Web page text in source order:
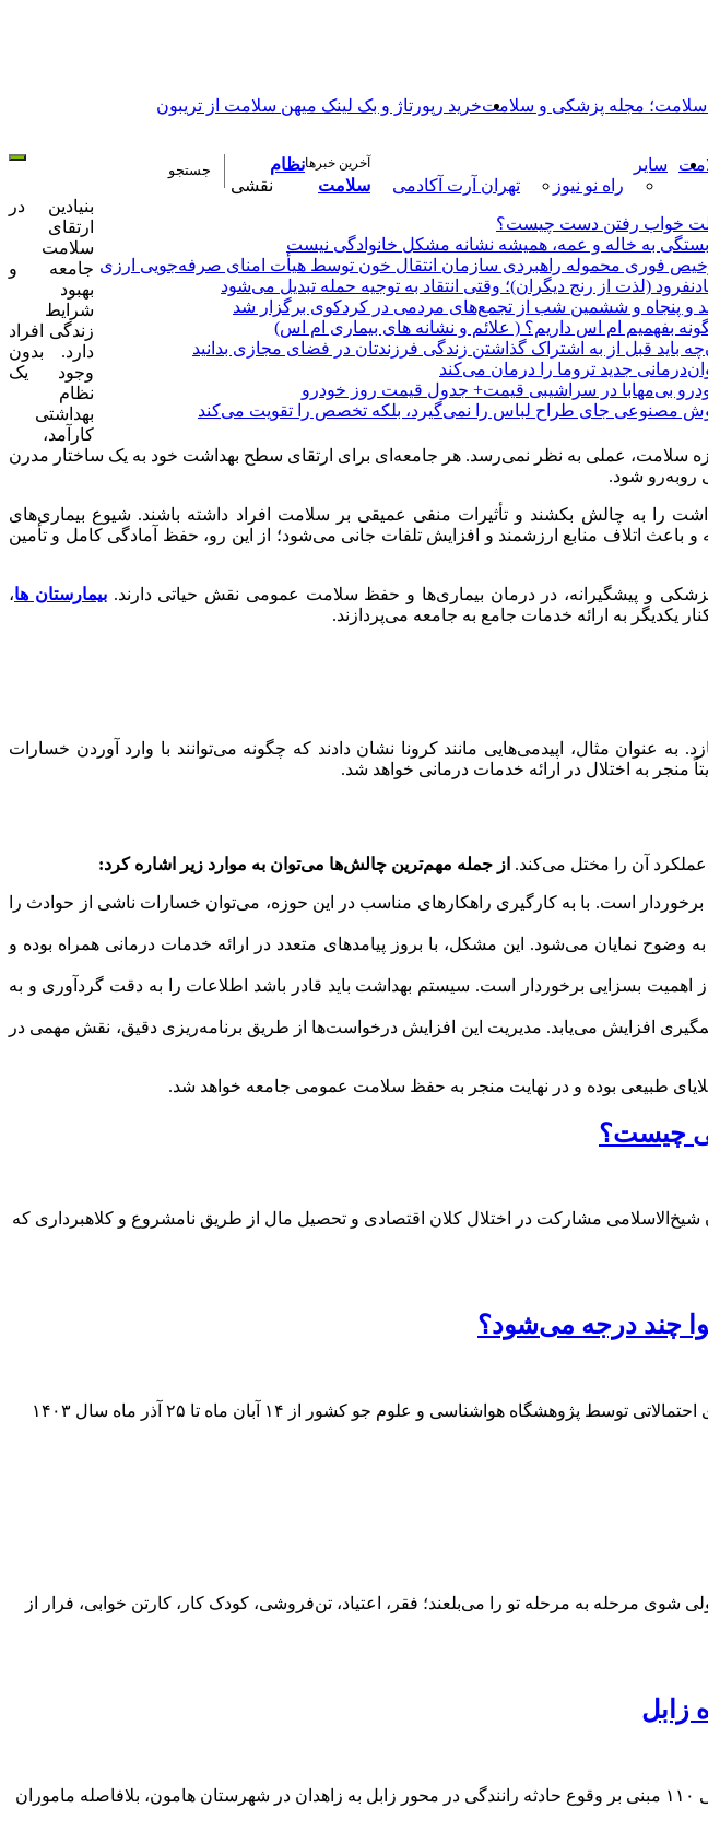
سلامت؛ مجله پزشکی و سلامتخرید رپورتاژ و بک لینک میهن سلامت از تریبون
سایر
راه نو نیوز
تهران آرت آکادمی
آخرین خبرها
خواب رفتن دست چیست؟
به خاله و عمه، همیشه نشانه مشکل خانوادگی نیست
فوری محموله راهبردی سازمان انتقال خون توسط هیأت امنای صرفه‌جویی ارزی
(لذت از رنج دیگران)؛ وقتی انتقاد به توجیه حمله تبدیل می‌شود
و پنجاه‌ و ششمین شب از تجمع‌های مردمی در کردکوی برگزار شد
بفهمیم ام اس داریم؟ ( علائم و نشانه های بیماری ام اس)
باید قبل از به اشتراک گذاشتن زندگی فرزندتان در فضای مجازی بدانید
جدید تروما را درمان می‌کند
بی‌مهابا در سراشیبی قیمت+ جدول قیمت روز خودرو
مصنوعی جای طراح لباس را نمی‌گیرد، بلکه تخصص را تقویت می‌کند
نظام
سلامت نقشی
بنیادین در
ارتقای
سلامت
جامعه و
بهبود
شرایط
زندگی افراد
دارد. بدون
وجود یک
نظام
بهداشتی
کارآمد،
سلامت، عملی به نظر نمی‌رسد. هر جامعه‌ای برای ارتقای سطح بهداشت خود به یک ساختار مدرن
روبه‌رو شود.
را به چالش بکشند و تأثیرات منفی عمیقی بر سلامت افراد داشته باشند. شیوع بیماری‌های
و باعث اتلاف منابع ارزشمند و افزایش تلفات جانی می‌شود؛ از این رو، حفظ آمادگی کامل و تأمین
و پیشگیرانه، در درمان بیماری‌ها و حفظ سلامت عمومی نقش حیاتی دارند.بیمارستان‌ ها،
یکدیگر به ارائه خدمات جامع به جامعه می‌پردازند.
عنوان مثال، اپیدمی‌هایی مانند کرونا نشان دادند که چگونه می‌توانند با وارد آوردن خسارات
منجر به اختلال در ارائه خدمات درمانی خواهد شد.
آن را مختل می‌کند. از جمله مهم‌ترین چالش‌ها می‌توان به موارد زیر اشاره کرد:
است. با به کارگیری راهکارهای مناسب در این حوزه، می‌توان خسارات ناشی از حوادث را
نمایان می‌شود. این مشکل، با بروز پیامدهای متعدد در ارائه خدمات درمانی همراه بوده و
اهمیت بسزایی برخوردار است. سیستم بهداشت باید قادر باشد اطلاعات را به دقت گردآوری و به
افزایش می‌یابد. مدیریت این افزایش درخواست‌ها از طریق برنامه‌ریزی دقیق، نقش مهمی در
طبیعی بوده و در نهایت منجر به حفظ سلامت عمومی جامعه خواهد شد.
چیست؟
مشارکت در اختلال کلان اقتصادی و تحصیل مال از طریق نامشروع و کلاهبرداری که
چند درجه می‌شود؟
به گزارش اقتصاد آنلاین به نقل از ایسنا، جدیدترین نقشه‌های پیش‌بینی هفتگی بارش کشور بر مبنای نقشه‌های احتمالاتی توسط پژوهشگاه هواشناسی و علوم جو کشور از ۱۴ آبان ماه تا ۲۵ آذر ماه سال ۱۴۰۳
شوی مرحله به مرحله تو را می‌بلعند؛ فقر، اعتیاد، تن‌فروشی، کودک کار، کارتن خوابی، فرار از
به گزارش اقتصاد آنلاین به نقل از برنا، سرهنگ ابراهیم نوری بیان داشت: در پی اعلام مرکز فوریت‌های پلیسی ۱۱۰ مبنی بر وقوع حادثه رانندگی در محور زابل به زاهدان در شهرستان هامون، بلافاصله ماموران